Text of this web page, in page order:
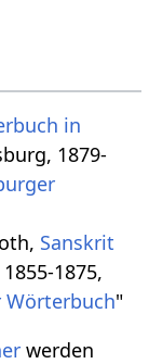
in
1879-
Sanskrit
1875,
Wörterbuch"
werden